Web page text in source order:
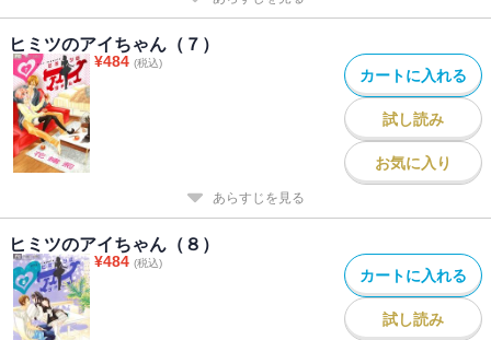
ヒミツのアイちゃん（７）
¥484 (税込)
カートに入れる
試し読み
お気に入り
あらすじを見る
ヒミツのアイちゃん（８）
¥484 (税込)
カートに入れる
試し読み